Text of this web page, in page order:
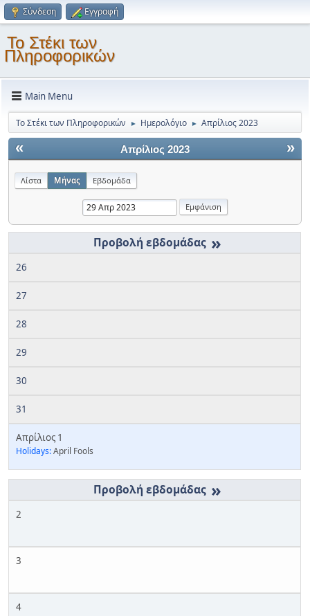
Σύνδεση Εγγραφή
Το Στέκι των
Πληροφορικών
Main Menu
Το Στέκι των Πληροφορικών ► Ημερολόγιο ► Απρίλιος 2023
« »
Απρίλιος 2023
Λίστα Μήνας Εβδομάδα
»
26
27
28
29
30
31
Απρίλιος 1
Holidays:April Fools
»
2
3
4